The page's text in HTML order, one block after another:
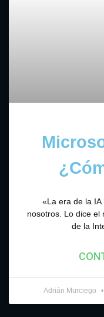
«La era de la
nosotros. Lo dice el
de la
Adrián Murciego